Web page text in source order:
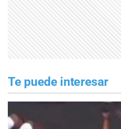
Te puede interesar